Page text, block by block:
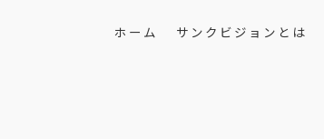
ホーム サンクビジョンとは